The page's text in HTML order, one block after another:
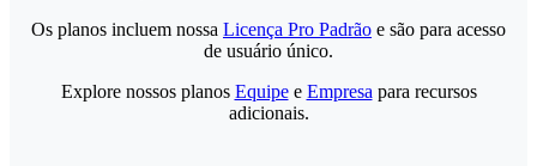
Os planos incluem nossa Licença Pro Padrão e são para acesso
de usuário único.
Explore nossos planos Equipee Empresa para recursos
adicionais.